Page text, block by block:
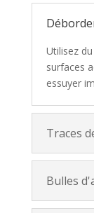
Utilisez
surfaces
essuyer
Traces
Bulles